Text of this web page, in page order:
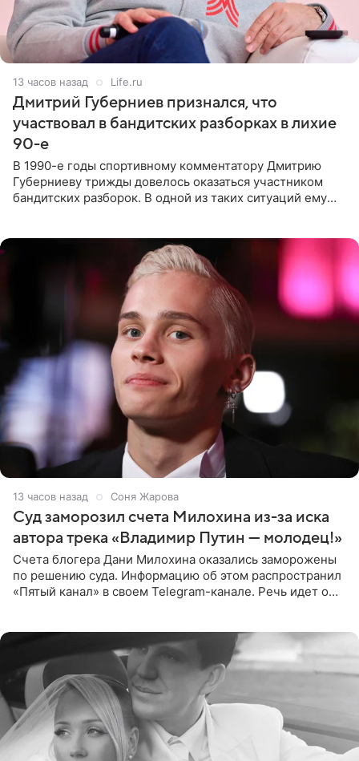
13 часов назад Life.ru
Дмитрий Губерниев признался, что
участвовал в бандитских разборках в лихие
90-е
В 1990-е годы спортивному комментатору Дмитрию
Губерниеву трижды довелось оказаться участником
бандитских разборок. В одной из таких ситуаций ему
13 часов назад Соня Жарова
Суд заморозил счета Милохина из-за иска
автора трека «Владимир Путин — молодец!»
Счета блогера Дани Милохина оказались заморожены
по решению суда. Информацию об этом распространил
«Пятый канал» в своем Telegram-канале. Речь идет о